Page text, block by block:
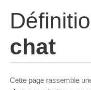
chat
Cette page rassemble